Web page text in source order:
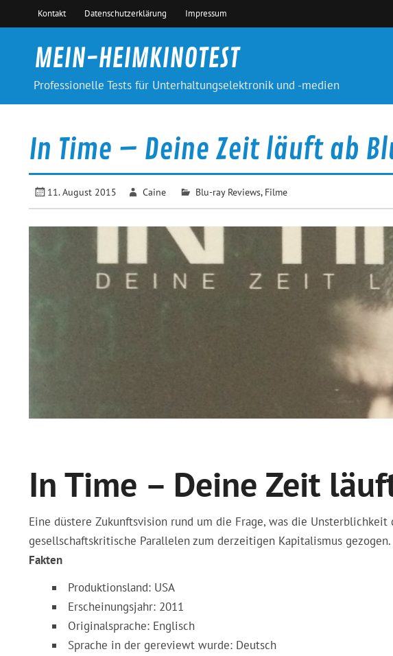
content
Kontakt Datenschutzerklärung Impressum
MEIN-HEIMKINOTEST
Professionelle Tests für Unterhaltungselektronik und -medien
In Time – Deine Zeit läuft ab
11. August 2015 Caine Blu-ray Reviews, Filme
In Time – Deine Zeit
Eine düstere Zukunftsvision rund um die Frage, was die
gesellschaftskritische Parallelen zum derzeitigen Kapitalismus gezogen.
Fakten
Produktionsland: USA
Erscheinungsjahr: 2011
Originalsprache: Englisch
Sprache in der gereviewt wurde: Deutsch